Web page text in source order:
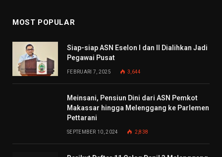
MOST POPULAR
Siap-siap ASN Eselon I dan II Dialihkan Jadi
Pegawai Pusat
FEBRUARI 7, 2025 3,644
Meinsani, Pensiun Dini dari ASN Pemkot
Makassar hingga Melenggang ke Parlemen
Pettarani
SEPTEMBER 10, 2024 2,838